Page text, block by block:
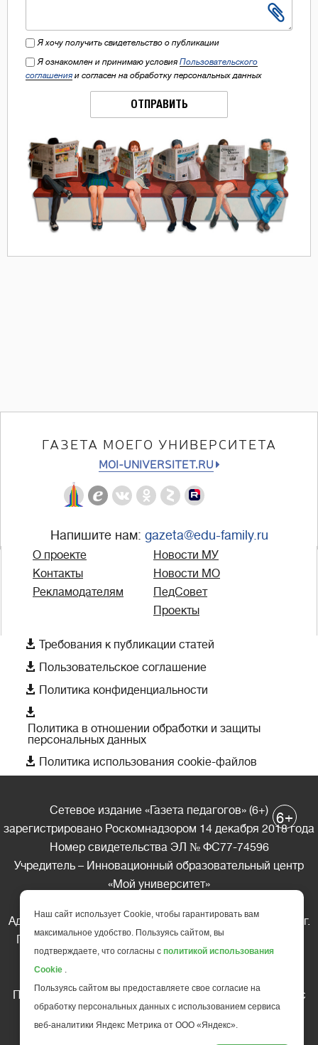
Я хочу получить свидетельство о публикации
Я ознакомлен и принимаю условия Пользовательского
соглашения и согласен на обработку персональных данных
ОТПРАВИТЬ
ГАЗЕТА МОЕГО УНИВЕРСИТЕТА
MOI-UNIVERSITET.RU
Напишите нам: gazeta@edu-family.ru
О проекте
Контакты
Рекламодателям
Новости МУ
Новости МО
ПедСовет
Проекты
 Требования к публикации статей
 Пользовательское соглашение
 Политика конфиденциальности

Политика в отношении обработки и защиты
персональных данных
 Политика использования cookie-файлов
Сетевое издание «Газета педагогов» (6+)
зарегистрировано Роскомнадзором 14 декабря 2018 года
Номер свидетельства ЭЛ № ФС77-74596
Учредитель – Инновационный образовательный центр
«Мой университет»
Адрес редакции: 185035 Россия, Республика Карелия, г.
Петрозаводск, ул. Фридриха Энгельса д.10, офис 211
Телефон редакции: +7 (499) 685-10-45
Перепечатка материалов газеты допускается только c
письменного разрешения редакции
Ссылка на «Газету педагогов» обязательна.
6+
Наш сайт использует Cookie, чтобы гарантировать вам
максимальное удобство. Пользуясь сайтом, вы
подтверждаете, что согласны с политикой использования
Cookie .
Пользуясь сайтом вы предоставляете свое согласие на
обработку персональных данных с использованием сервиса
веб-аналитики Яндекс Метрика от ООО «Яндекс».